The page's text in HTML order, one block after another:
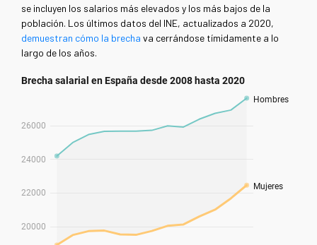
se incluyen los salarios más elevados y los más bajos de la
población. Los últimos datos del INE, actualizados a 2020,
demuestran cómo la brecha va cerrándose tímidamente a lo
largo de los años.